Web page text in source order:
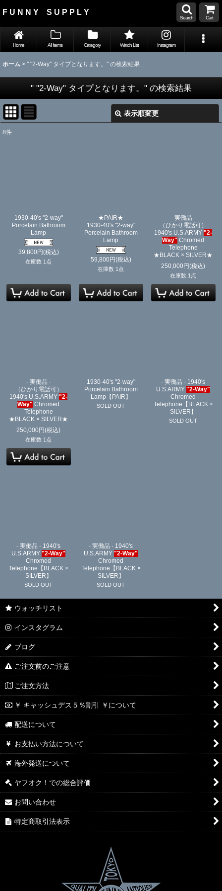
F U N N Y S U P P L Y
Search Cart
Home All Items Category Watch List Instagram
ホーム > " "2-Way" タイプとなります。" の検索結果
" "2-Way" タイプとなります。"の検索結果
表示順変更
絞り込む
8件
1930-40's "2-way"
Porcelain Bathroom
Lamp
39,800円(税込)
在庫数 1点
★PAIR★
1930-40's "2-way"
Porcelain Bathroom
Lamp
59,800円(税込)
在庫数 1点
- 実働品 -
（ひかり電話可）
1940's U.S.ARMY"2-
Way" Chromed
Telephone
★BLACK × SILVER★
250,000円(税込)
在庫数 1点
- 実働品 -
（ひかり電話可）
1940's U.S.ARMY"2-
Way" Chromed
Telephone
★BLACK × SILVER★
250,000円(税込)
在庫数 1点
1930-40's "2-way"
Porcelain Bathroom
Lamp【PAIR】
SOLD OUT
- 実働品 - 1940's
U.S.ARMY"2-Way"
Chromed
Telephone【BLACK ×
SILVER】
SOLD OUT
- 実働品 - 1940's
U.S.ARMY"2-Way"
Chromed
Telephone【BLACK ×
SILVER】
SOLD OUT
- 実働品 - 1940's
U.S.ARMY"2-Way"
Chromed
Telephone【BLACK ×
SILVER】
SOLD OUT
ウォッチリスト
インスタグラム
ブログ
ご注文前のご注意
ご注文方法
￥ キャッシュデス５％割引 ￥について
配送について
お支払い方法について
海外発送について
ヤフオク！での総合評価
お問い合わせ
特定商取引法表示